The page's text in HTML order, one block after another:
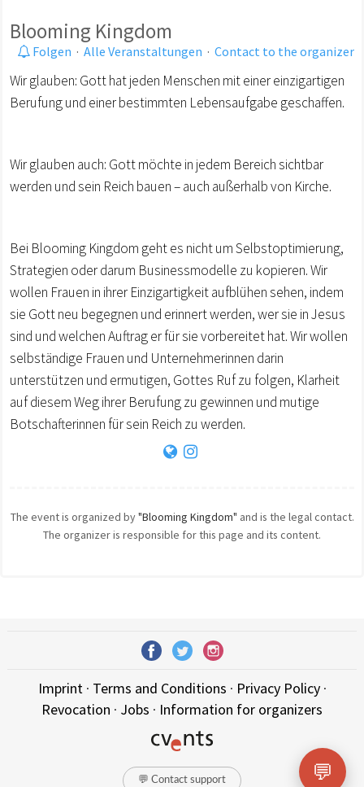
Blooming Kingdom
Folgen · Alle Veranstaltungen · Contact to the organizer
Wir glauben: Gott hat jeden Menschen mit einer einzigartigen
Berufung und einer bestimmten Lebensaufgabe geschaffen.
Wir glauben auch: Gott möchte in jedem Bereich sichtbar
werden und sein Reich bauen – auch außerhalb von Kirche.
Bei Blooming Kingdom geht es nicht um Selbstoptimierung,
Strategien oder darum Businessmodelle zu kopieren. Wir
wollen Frauen in ihrer Einzigartigkeit aufblühen sehen, indem
sie Gott neu begegnen und erinnert werden, wer sie in Jesus
sind und welchen Auftrag er für sie vorbereitet hat. Wir wollen
selbständige Frauen und Unternehmerinnen darin
unterstützen und ermutigen, Gottes Ruf zu folgen, Klarheit
auf diesem Weg ihrer Berufung zu gewinnen und mutige
Botschafterinnen für sein Reich zu werden.
The event is organized by"Blooming Kingdom" and is the legal contact.
The organizer is responsible for this page and its content.
Imprint· Terms and Conditions · Privacy Policy·
Revocation · Jobs · Information for organizers
💬 Contact support 💬